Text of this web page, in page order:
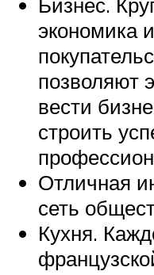
экономика
позволяют
вести
строить
Отличная
сеть
Кухня.